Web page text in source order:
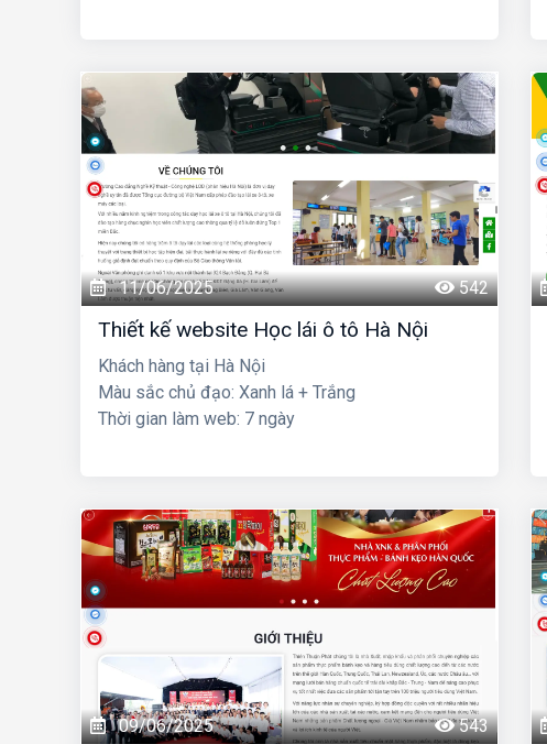
11/06/2025 542
Thiết kế website Học lái ô tô Hà Nội
Khách hàng tại Hà Nội
Màu sắc chủ đạo: Xanh lá + Trắng
Thời gian làm web: 7 ngày
09/06/2025 543